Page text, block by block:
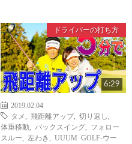
ドライバーの打ち方
6:29
2019.02.04
タメ
飛距離アップ, 切り返し
体重移動
バックスイング
フォロー
スルー
左わき
UUUM GOLF-ウー